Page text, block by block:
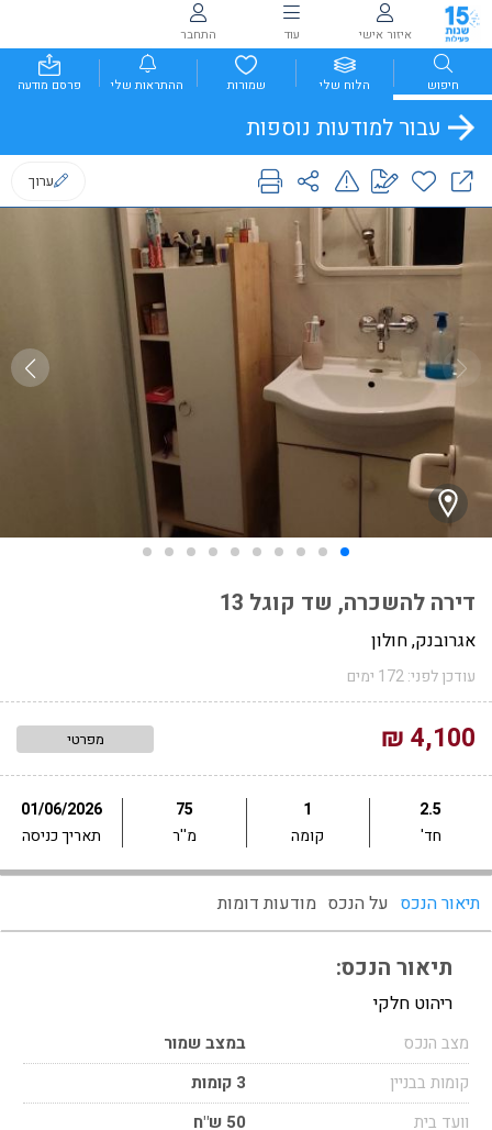
איזור אישי עוד התחבר
חיפוש הלוח שלי שמורות ההתראות שלי פרסם מודעה
עבור למודעות נוספות
ערוך
דירה להשכרה, שד קוגל 13
אגרובנק, חולון
עודכן לפני: 172 ימים
4,100 ₪ מפרטי
2.5
חד'
1
קומה
75
מ''ר
01/06/2026
תאריך כניסה
תיאור הנכס על הנכס מודעות דומות
תיאור הנכס:
ריהוט חלקי
מצב הנכס
במצב שמור
קומות בבניין
3 קומות
וועד בית
50 ש"ח